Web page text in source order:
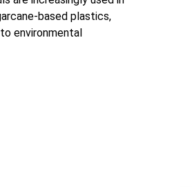
based plastics,
environmental